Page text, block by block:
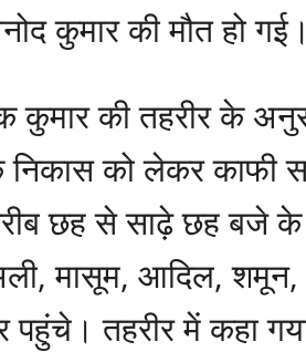
कुमार की मौत हो गई।
की तहरीर के
को लेकर काफी
छह से साढ़े छह बजे
मासूम, आदिल,
तहरीर में कहा